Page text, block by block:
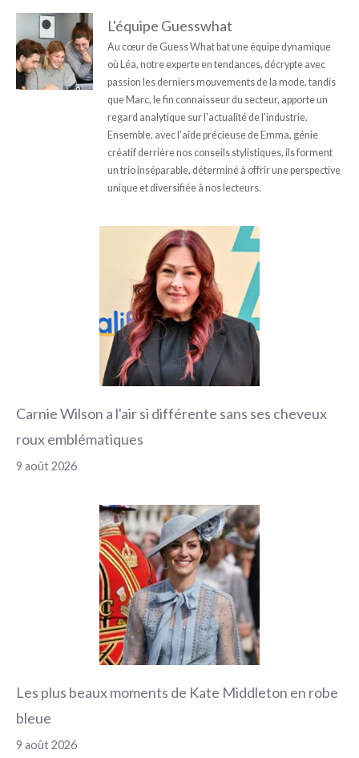
L'équipe Guesswhat
Au cœur de Guess What bat une équipe dynamique
où Léa, notre experte en tendances, décrypte avec
passion les derniers mouvements de la mode, tandis
que Marc, le fin connaisseur du secteur, apporte un
regard analytique sur l'actualité de l'industrie.
Ensemble, avec l'aide précieuse de Emma, génie
créatif derrière nos conseils stylistiques, ils forment
un trio inséparable, déterminé à offrir une perspective
unique et diversifiée à nos lecteurs.
Carnie Wilson a l'air si différente sans ses cheveux
roux emblématiques
9 août 2026
Les plus beaux moments de Kate Middleton en robe
bleue
9 août 2026